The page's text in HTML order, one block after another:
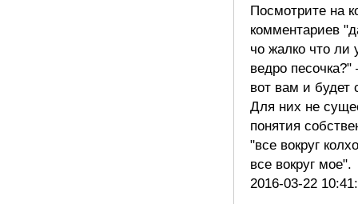
Посмотрите на
комментариев
чо жалко что ли
ведро
вот вам и будет
Для них не
понятия
"все вокруг
все вокруг
2016-03-22